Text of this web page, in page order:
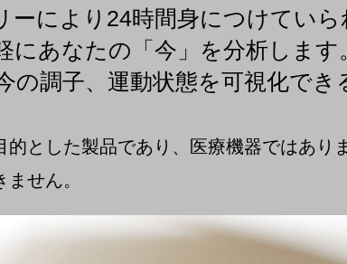
ーにより24時間身につけてい
あなたの「今」を分析します
の調子、運動状態を可視化でき
とした製品であり、医療機器ではあり
せん。